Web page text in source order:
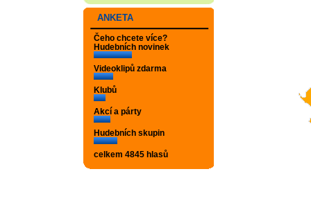
ANKETA
Čeho chcete více?
Hudebních novinek
Videoklipů zdarma
Klubů
Akcí a párty
Hudebních skupin
celkem 4845 hlasů